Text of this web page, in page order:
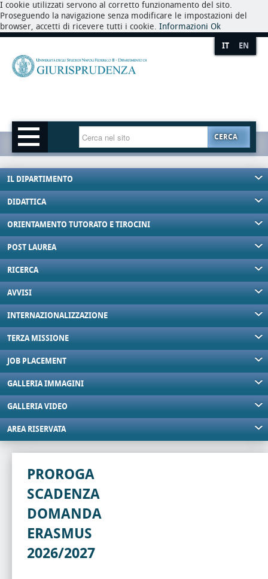
I cookie utilizzati servono al corretto funzionamento del sito.
Proseguendo la navigazione senza modificare le impostazioni del
browser, accetti di ricevere tutti i cookie. Informazioni Ok
IT EN
CERCA
IL DIPARTIMENTO
DIDATTICA
ORIENTAMENTO TUTORATO E TIROCINI
POST LAUREA
RICERCA
AVVISI
INTERNAZIONALIZZAZIONE
TERZA MISSIONE
JOB PLACEMENT
GALLERIA IMMAGINI
GALLERIA VIDEO
AREA RISERVATA
PROROGA
SCADENZA
DOMANDA
ERASMUS
2026/2027